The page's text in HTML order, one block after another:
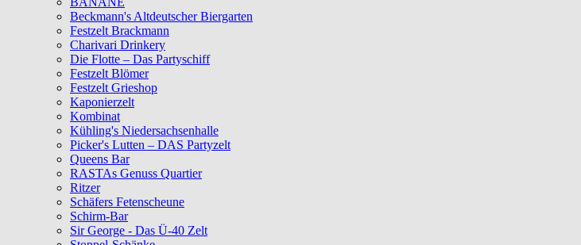
Beckmann's Altdeutscher Biergarten
Festzelt Brackmann
Charivari Drinkery
Die Flotte – Das Partyschiff
Festzelt Blömer
Festzelt Grieshop
Kaponierzelt
Kombinat
Kühling's Niedersachsenhalle
Picker's Lutten – DAS Partyzelt
Queens Bar
RASTAs Genuss Quartier
Ritzer
Schäfers Fetenscheune
Schirm-Bar
Sir George - Das Ü-40 Zelt